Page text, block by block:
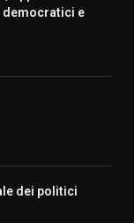
democratici e
dei politici